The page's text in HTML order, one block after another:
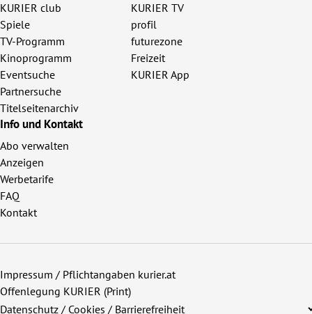
KURIER club
Spiele
TV-Programm
Kinoprogramm
Eventsuche
Partnersuche
Titelseitenarchiv
KURIER TV
profil
futurezone
Freizeit
KURIER App
Info und Kontakt
Abo verwalten
Anzeigen
Werbetarife
FAQ
Kontakt
Impressum / Pflichtangaben kurier.at
Offenlegung KURIER (Print)
Datenschutz / Cookies / Barrierefreiheit